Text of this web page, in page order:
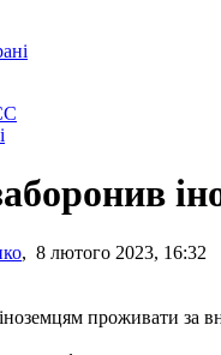
, 8 лютого 2023, 16:32